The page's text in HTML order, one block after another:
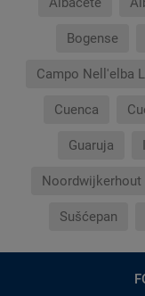
Bogense
Campo Nell'elba
Cuenca
Guaruja
Noordwijkerhout
Sušćepan